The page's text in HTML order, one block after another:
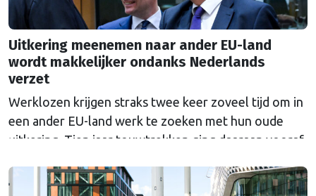
Uitkering meenemen naar ander EU-land
wordt makkelijker ondanks Nederlands
verzet
Werklozen krijgen straks twee keer zoveel tijd om in
een ander EU-land werk te zoeken met hun oude
uitkering. Tien jaar touwtrekken ging daaraan vooraf.